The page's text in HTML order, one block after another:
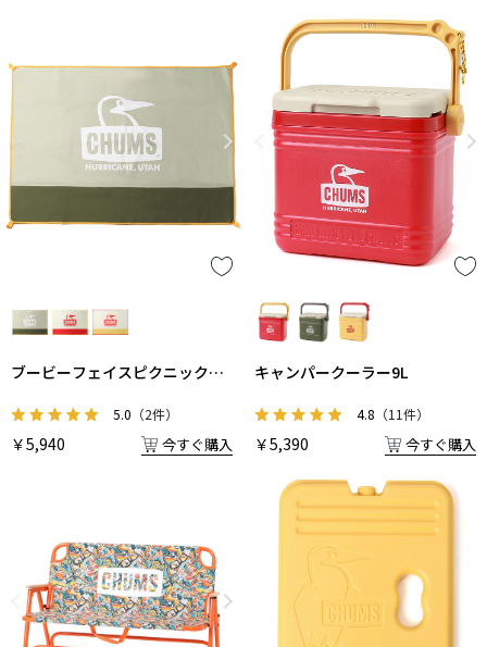
ブービーフェイスピクニックシ
5.0 （2件）
￥5,940 今すぐ購入
キャンパークーラー9L
4.8 （11件）
￥5,390 今すぐ購入